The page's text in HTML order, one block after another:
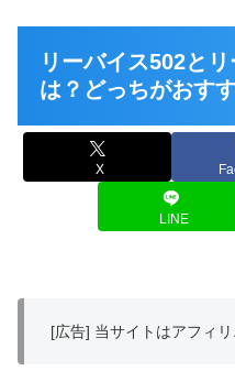
リーバイス502と
は？どっちがおす
X
LINE
[広告] 当サイトはアフィ